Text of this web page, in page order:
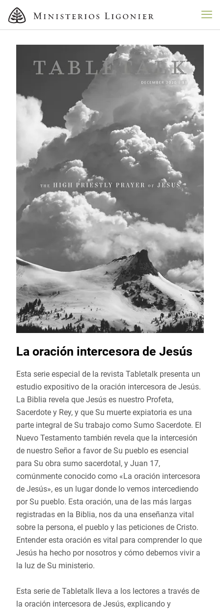
La oración intercesora de Jesús
Esta serie especial de la revista Tabletalk presenta un
estudio expositivo de la oración intercesora de Jesús.
La Biblia revela que Jesús es nuestro Profeta,
Sacerdote y Rey, y que Su muerte expiatoria es una
parte integral de Su trabajo como Sumo Sacerdote. El
Nuevo Testamento también revela que la intercesión
de nuestro Señor a favor de Su pueblo es esencial
para Su obra sumo sacerdotal, y Juan 17,
comúnmente conocido como «La oración intercesora
de Jesús», es un lugar donde lo vemos intercediendo
por Su pueblo. Esta oración, una de las más largas
registradas en la Biblia, nos da una enseñanza vital
sobre la persona, el pueblo y las peticiones de Cristo.
Entender esta oración es vital para comprender lo que
Jesús ha hecho por nosotros y cómo debemos vivir a
la luz de Su ministerio.
Esta serie de Tabletalk lleva a los lectores a través de
la oración intercesora de Jesús, explicando y